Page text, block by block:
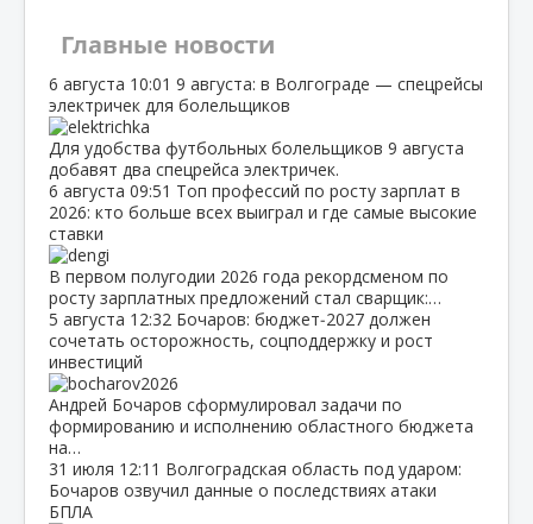
Главные новости
6 августа 10:01 9 августа: в Волгограде — спецрейсы
электричек для болельщиков
Для удобства футбольных болельщиков 9 августа
добавят два спецрейса электричек.
6 августа 09:51 Топ профессий по росту зарплат в
2026: кто больше всех выиграл и где самые высокие
ставки
В первом полугодии 2026 года рекордсменом по
росту зарплатных предложений стал сварщик:…
5 августа 12:32 Бочаров: бюджет‑2027 должен
сочетать осторожность, соцподдержку и рост
инвестиций
Андрей Бочаров сформулировал задачи по
формированию и исполнению областного бюджета
на…
31 июля 12:11 Волгоградская область под ударом:
Бочаров озвучил данные о последствиях атаки
БПЛА